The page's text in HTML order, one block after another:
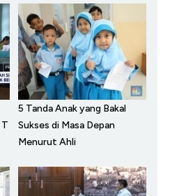
T
5 Tanda Anak yang Bakal
Sukses di Masa Depan
Menurut Ahli